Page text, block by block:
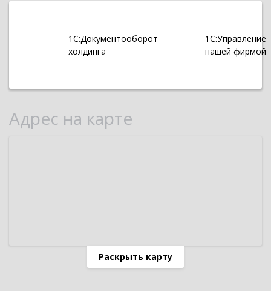
1С:Документооборот
холдинга
1С:Управление
нашей фирмой
Адрес на карте
Раскрыть карту